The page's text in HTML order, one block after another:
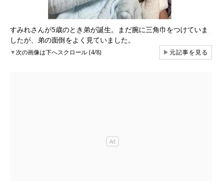
すみれさんが5歳のとき弟が誕生。まだ腕に三角巾をつけていま
したが、弟の面倒をよく見ていました。
▼次の画像は下へスクロール (4/8) ▶元記事を見る